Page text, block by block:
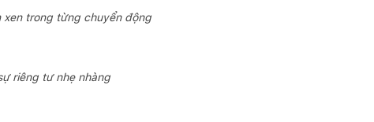
xen trong từng chuyển động
riêng tư nhẹ nhàng